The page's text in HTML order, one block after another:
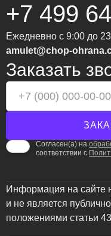
+7 499
Ежедневно с 9:00 до
amulet@chop-
Заказать
Согласен(а) на
соответствии с
Информация на сайте
и не является
положениями статьи